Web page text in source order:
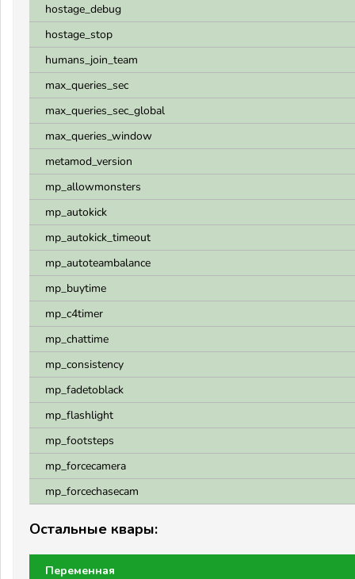
hostage_debug
hostage_stop
humans_join_team
max_queries_sec
max_queries_sec_global
max_queries_window
metamod_version
mp_allowmonsters
mp_autokick
mp_autokick_timeout
mp_autoteambalance
mp_buytime
mp_c4timer
mp_chattime
mp_consistency
mp_fadetoblack
mp_flashlight
mp_footsteps
mp_forcecamera
mp_forcechasecam
Остальные квары:
Переменная